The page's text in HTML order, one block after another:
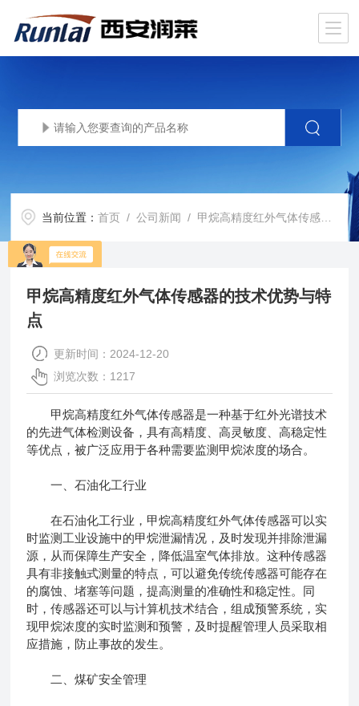
当前位置：首页 /公司新闻 / 甲烷高精度红外气体传感器的技术优势与特点
甲烷高精度红外气体传感器的技术优势与特
点
更新时间：2024-12-20
浏览次数：1217
甲烷高精度红外气体传感器是一种基于红外光谱技术
的先进气体检测设备，具有高精度、高灵敏度、高稳定性
等优点，被广泛应用于各种需要监测甲烷浓度的场合。
一、石油化工行业
在石油化工行业，甲烷高精度红外气体传感器可以实
时监测工业设施中的甲烷泄漏情况，及时发现并排除泄漏
源，从而保障生产安全，降低温室气体排放。这种传感器
具有非接触式测量的特点，可以避免传统传感器可能存在
的腐蚀、堵塞等问题，提高测量的准确性和稳定性。同
时，传感器还可以与计算机技术结合，组成预警系统，实
现甲烷浓度的实时监测和预警，及时提醒管理人员采取相
应措施，防止事故的发生。
二、煤矿安全管理